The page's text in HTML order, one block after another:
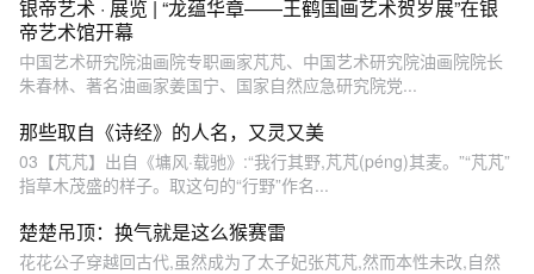
银帝艺术 · 展览 | “龙蕴华章——王鹤国画艺术贺岁展”在银
帝艺术馆开幕
中国艺术研究院油画院专职画家芃芃、中国艺术研究院油画院院长
朱春林、著名油画家姜国宁、国家自然应急研究院党...
那些取自《诗经》的人名，又灵又美
03【芃芃】出自《墉风·载驰》:“我行其野,芃芃(péng)其麦。”“芃芃”
指草木茂盛的样子。取这句的“行野”作名...
楚楚吊顶：换气就是这么猴赛雷
花花公子穿越回古代,虽然成为了太子妃张芃芃,然而本性未改,自然